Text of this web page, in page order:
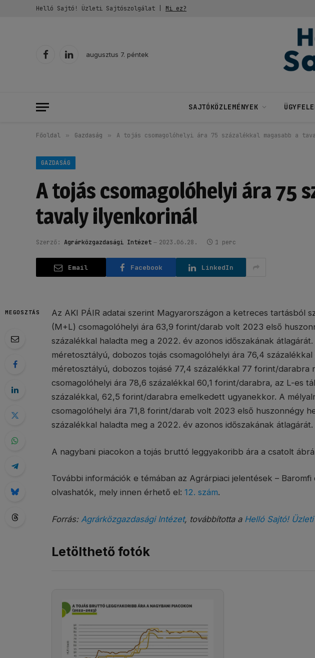
Helló Sajtó! Üzleti Sajtószolgálat | Mi ez?
FacebookLinkedIn
augusztus 7. péntek
SAJTÓKÖZLEMÉNYEK
Főoldal » Gazdaság » A tojás csomagolóhelyi ára 75 százalékkal magasabb a
GAZDASÁG
A tojás csomagolóhelyi ára 75
tavaly ilyenkorinál
Szerző: Agrárközgazdasági Intézet 2023.06.28. 1 perc
Email Facebook LinkedIn
MEGOSZTÁS
Az AKI PÁIR adatai szerint Magyarországon a ketreces tartásból
(M+L) csomagolóhelyi ára 63,9 forint/darab volt 2023 első
százalékkal haladta meg a 2022. év azonos időszakának
méretosztályú, dobozos tojás csomagolóhelyi ára 76,4
méretosztályú, dobozos tojásé 77,4 százalékkal 77 forint/darabra
csomagolóhelyi ára 78,6 százalékkal 60,1 forint/darabra, az L-es
százalékkal, 62,5 forint/darabra emelkedett ugyanekkor. A
csomagolóhelyi ára 71,8 forint/darab volt 2023 első huszonnégy
százalékkal haladta meg a 2022. év azonos időszakának átlagárát.
A nagybani piacokon a tojás bruttó leggyakoribb ára a csatolt
További információk e témában az Agrárpiaci jelentések –
olvashatók, mely innen érhető el: 12. szám.
Forrás: Agrárközgazdasági Intézet, továbbította a Helló Sajtó!
Letölthető fotók